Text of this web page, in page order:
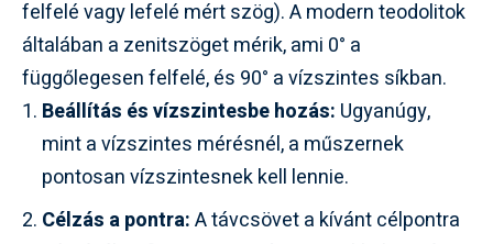
felfelé vagy lefelé mért szög). A modern teodolitok
általában a zenitszöget mérik, ami 0° a
függőlegesen felfelé, és 90° a vízszintes síkban.
Beállítás és vízszintesbe hozás: Ugyanúgy,
mint a vízszintes mérésnél, a műszernek
pontosan vízszintesnek kell lennie.
Célzás a pontra:A távcsövet a kívánt célpontra